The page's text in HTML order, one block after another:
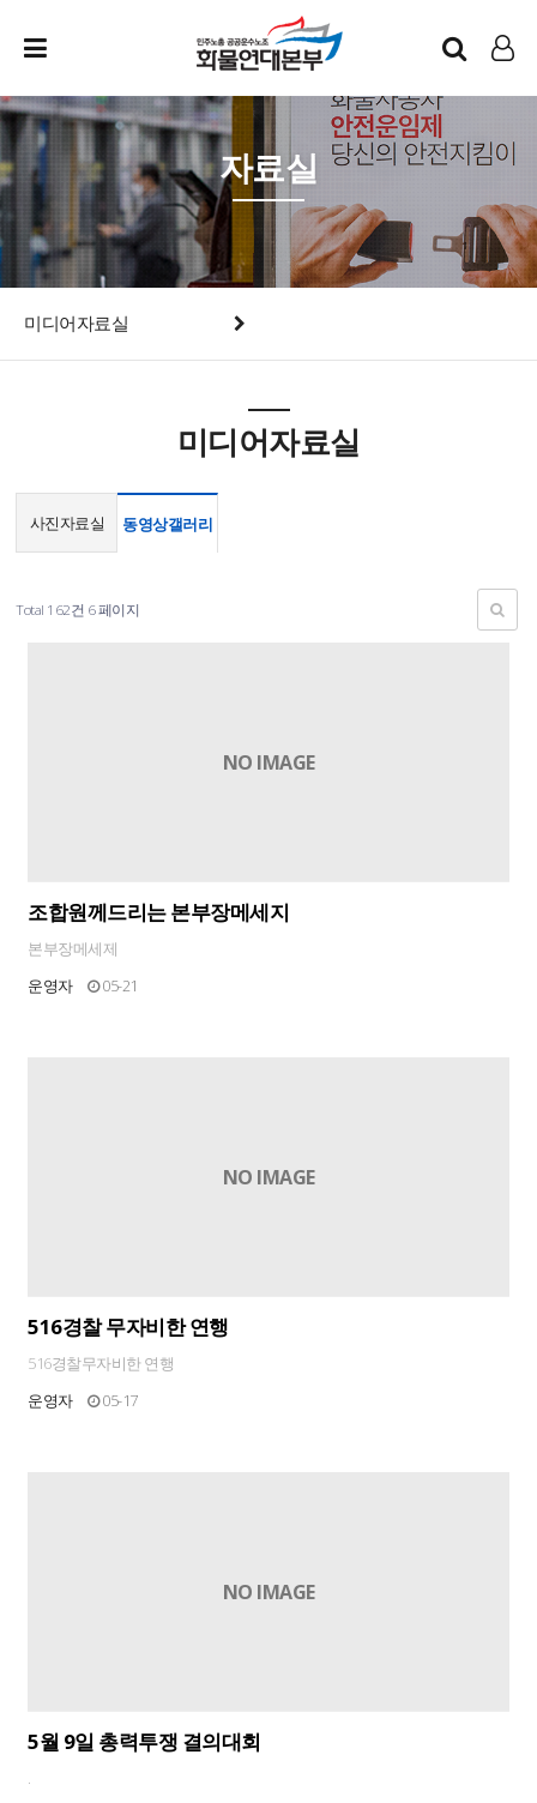
인트라넷
LOG IN
자료실
미디어자료실
미디어자료실
사진자료실 동영상갤러리
Total 162건 6 페이지
NO IMAGE
조합원께드리는 본부장메세지
본부장메세제
운영자
05-21
NO IMAGE
516경찰 무자비한 연행
516경찰무자비한 연행
운영자
05-17
NO IMAGE
5월 9일 총력투쟁 결의대회
.